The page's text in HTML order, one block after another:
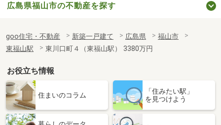
広島県福山市の不動産を探す
goo住宅・不動産 新築一戸建て 広島県
福山市
東福山駅
東川口町４（東福山駅） 3380万円
お役立ち情報
住まいのコラム
「住みたい駅」
を見つけよう